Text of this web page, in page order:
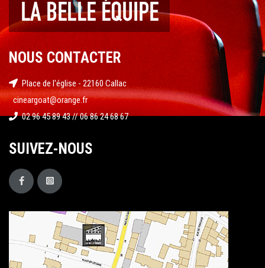
NOUS CONTACTER
Place de l'église - 22160 Callac
cineargoat@orange.fr
02 96 45 89 43 // 06 86 24 68 67
SUIVEZ-NOUS